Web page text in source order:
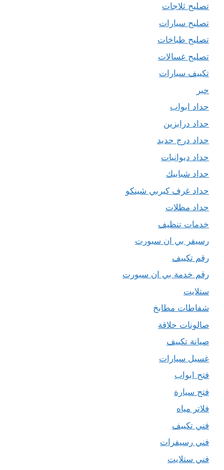
تصليح ثلاجات
تصليح سيارات
تصليح طباخات
تصليح غسالات
تكييف سيارات
حبر
حداد ابواب
حداد درابزين
حداد درج حديد
حداد ديوانيات
حداد شبابيك
حداد غرف كيربي شينكو
حداد مظلات
خدمات تنظيف
رسيفر بي ان سبورت
رقم تكييف
رقم خدمة بي ان سبورت
ستلايت
شفاطات مطابخ
صالونات حلاقة
صيانة تكييف
غسيل سيارات
فتح ابواب
فتح سيارة
فلاتر مياه
فني تكييف
فني رسيفرات
فني ستلايت